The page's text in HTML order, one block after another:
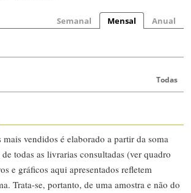
Semanal Mensal Anual
Todas
vendidos é elaborado a partir da soma
todas as livrarias consultadas (ver quadro
e gráficos aqui apresentados refletem
Trata-se, portanto, de uma amostra e não do